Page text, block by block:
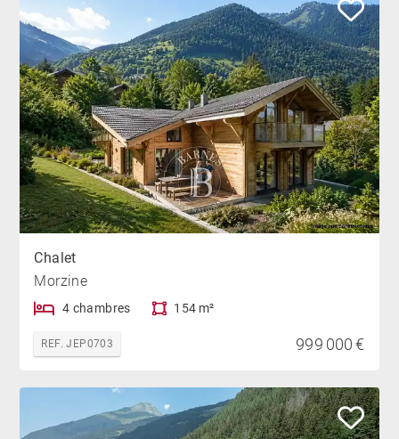
Chalet
Morzine
4 chambres 154 m²
REF. JEP0703 999 000 €